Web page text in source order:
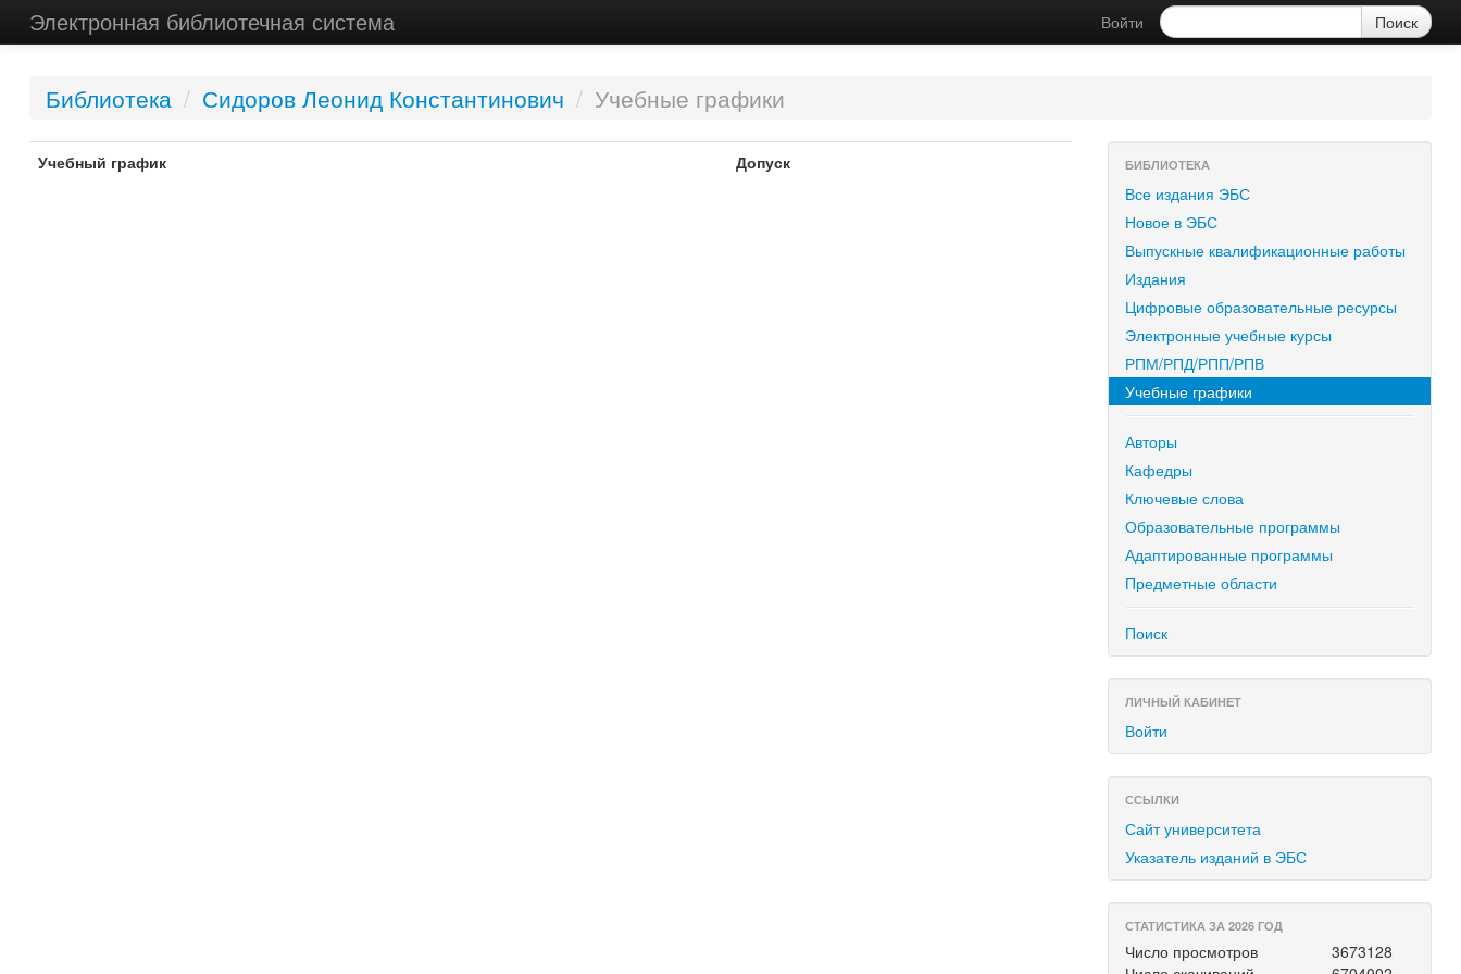
Электронная библиотечная система Войти
Библиотека / Сидоров Леонид Константинович / Учебные графики
Учебный график Допуск БИБЛИОТЕКА
Все издания ЭБС
Новое в ЭБС
Выпускные квалификационные работы
Издания
Цифровые образовательные ресурсы
Электронные учебные курсы
РПМ/РПД/РПП/РПВ
Учебные графики
Авторы
Кафедры
Ключевые слова
Образовательные программы
Адаптированные программы
Предметные области
Поиск
ЛИЧНЫЙ КАБИНЕТ
Войти
ССЫЛКИ
Сайт университета
Указатель изданий в ЭБС
СТАТИСТИКА ЗА 2026 ГОД
Число просмотров
3673128